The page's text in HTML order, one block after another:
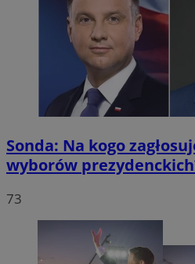
Sonda: Na kogo
wyborów
73